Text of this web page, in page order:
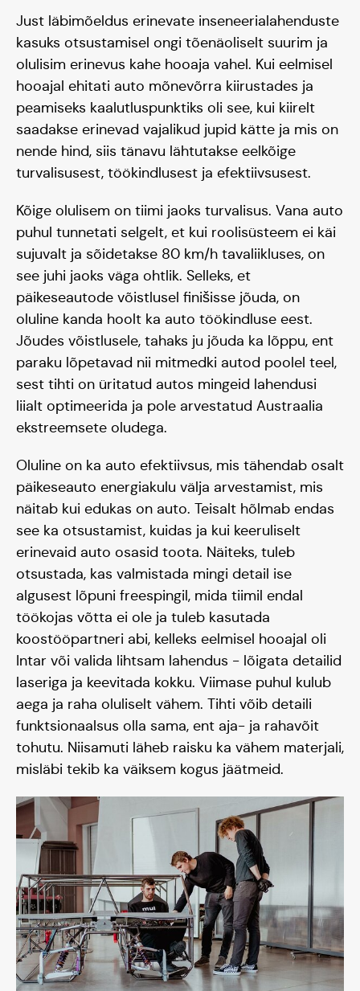
Just läbimõeldus erinevate inseneerialahenduste
kasuks otsustamisel ongi tõenäoliselt suurim ja
olulisim erinevus kahe hooaja vahel. Kui eelmisel
hooajal ehitati auto mõnevõrra kiirustades ja
peamiseks kaalutluspunktiks oli see, kui kiirelt
saadakse erinevad vajalikud jupid kätte ja mis on
nende hind, siis tänavu lähtutakse eelkõige
turvalisusest, töökindlusest ja efektiivsusest.
Kõige olulisem on tiimi jaoks turvalisus. Vana auto
puhul tunnetati selgelt, et kui roolisüsteem ei käi
sujuvalt ja sõidetakse 80 km/h tavaliikluses, on
see juhi jaoks väga ohtlik. Selleks, et
päikeseautode võistlusel finišisse jõuda, on
oluline kanda hoolt ka auto töökindluse eest.
Jõudes võistlusele, tahaks ju jõuda ka lõppu, ent
paraku lõpetavad nii mitmedki autod poolel teel,
sest tihti on üritatud autos mingeid lahendusi
liialt optimeerida ja pole arvestatud Austraalia
ekstreemsete oludega.
Oluline on ka auto efektiivsus, mis tähendab osalt
päikeseauto energiakulu välja arvestamist, mis
näitab kui edukas on auto. Teisalt hõlmab endas
see ka otsustamist, kuidas ja kui keeruliselt
erinevaid auto osasid toota. Näiteks, tuleb
otsustada, kas valmistada mingi detail ise
algusest lõpuni freespingil, mida tiimil endal
töökojas võtta ei ole ja tuleb kasutada
koostööpartneri abi, kelleks eelmisel hooajal oli
Intar või valida lihtsam lahendus - lõigata detailid
laseriga ja keevitada kokku. Viimase puhul kulub
aega ja raha oluliselt vähem. Tihti võib detaili
funktsionaalsus olla sama, ent aja- ja rahavõit
tohutu. Niisamuti läheb raisku ka vähem materjali,
misläbi tekib ka väiksem kogus jäätmeid.